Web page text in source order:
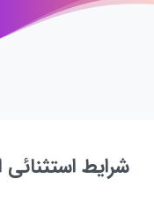
شرایط